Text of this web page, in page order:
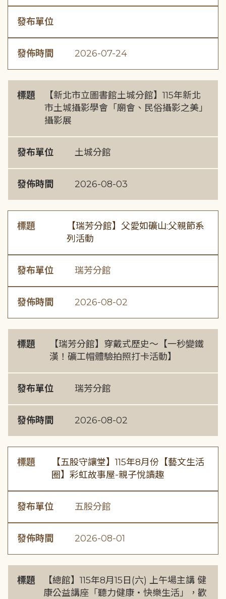
發布單位
發佈時間 2026-07-24
標題
【新北市立圖書館土城分館】115年新北
市土城攝影學會「廟會、民俗攝影之美」
攝影展
發布單位 土城分館
發佈時間 2026-08-03
標題
【瑞芳分館】父愛如礦山:父親節系
列活動
發布單位 瑞芳分館
發佈時間 2026-08-02
標題
【瑞芳分館】穿戴式歷史〜【一秒變鐵
漢！礦工帽體驗拍照打卡活動】
發布單位 瑞芳分館
發佈時間 2026-08-02
標題
【五股守讓堂】115年8月份【藝文生活
圈】彩虹故事屋-親子悅讀趣
發布單位 五股分館
發佈時間 2026-08-01
標題
【總館】115年8月15日(六) 上午場主講 健
康公益講座「聽力健康・快樂生活」，歡